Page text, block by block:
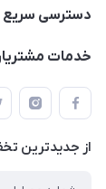
09172138137
دسترسی سریع
حساب کاربری
لیست محصولات
درباره ما
خدمات
قوانین و مقررات
حریم خصوصی
راهنما
از جدید‌ترین